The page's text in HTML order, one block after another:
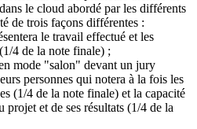
le cloud abordé par les différents
de trois façons différentes :
le travail effectué et les
4 de la note finale) ;
mode "salon" devant un jury
personnes qui notera à la fois les
(1/4 de la note finale) et la capacité
projet et de ses résultats (1/4 de la